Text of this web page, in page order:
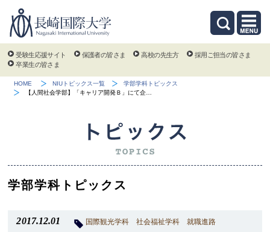
受験生応援サイト 保護者の皆さま 高校の先生方
採用ご担当の皆さま
卒業生の皆さま
HOME NIUトピックス一覧
学部学科トピックス
【人間社会学部】「キャリア開発Ｂ」にて企…
学部学科トピックス
2017.12.01 国際観光学科 社会福祉学科 就職進路